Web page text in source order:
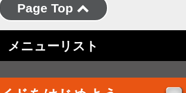
Page Top
メニューリスト